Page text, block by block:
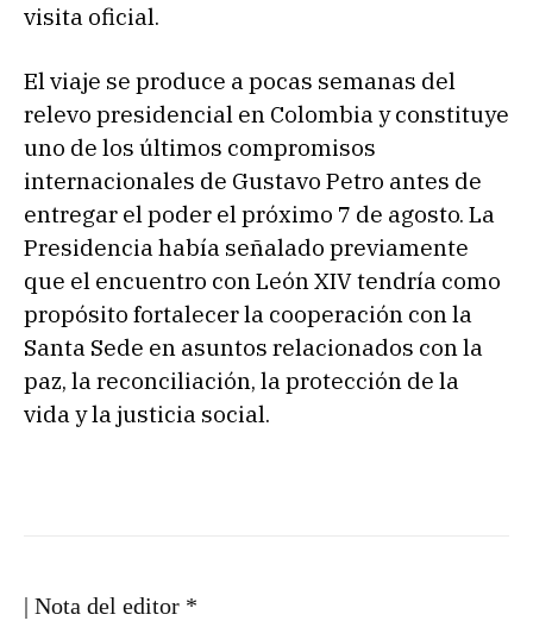
visita oficial.
El viaje se produce a pocas semanas del
relevo presidencial en Colombia y constituye
uno de los últimos compromisos
internacionales de Gustavo Petro antes de
entregar el poder el próximo 7 de agosto. La
Presidencia había señalado previamente
que el encuentro con León XIV tendría como
propósito fortalecer la cooperación con la
Santa Sede en asuntos relacionados con la
paz, la reconciliación, la protección de la
vida y la justicia social.
| Nota del editor *